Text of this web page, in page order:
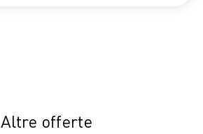
Altre offerte